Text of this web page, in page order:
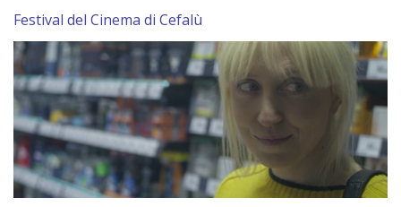
Festival del Cinema di Cefalù